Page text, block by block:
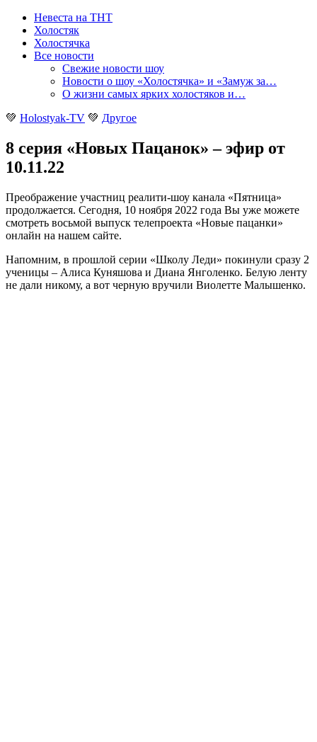
Невеста на ТНТ
Холостяк
Холостячка
Все новости
Свежие новости шоу
Новости о шоу «Холостячка» и «Замуж за…
О жизни самых ярких холостяков и…
💚 Holostyak-TV 💚 Другое
8 серия «Новых Пацанок» – эфир от
10.11.22
Преображение участниц реалити-шоу канала «Пятница»
продолжается. Сегодня, 10 ноября 2022 года Вы уже можете
смотреть восьмой выпуск телепроекта «Новые пацанки»
онлайн на нашем сайте.
Напомним, в прошлой серии «Школу Леди» покинули сразу 2
ученицы – Алиса Куняшова и Диана Янголенко. Белую ленту
не дали никому, а вот черную вручили Виолетте Малышенко.